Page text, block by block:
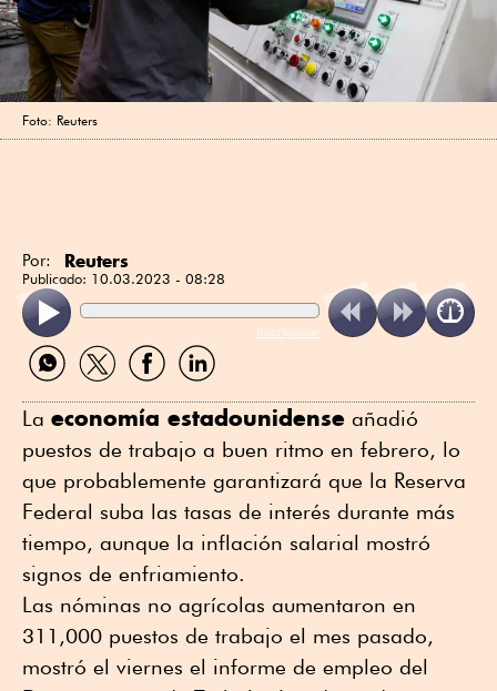
Foto: Reuters
Por: Reuters
Publicado: 10.03.2023 - 08:28
ReadSpeaker
Compartir
por
Compartir
por
Compartir
por
Compartir
por
La economía estadounidense añadió
puestos de trabajo a buen ritmo en febrero, lo
que probablemente garantizará que la Reserva
Federal suba las tasas de interés durante más
tiempo, aunque la inflación salarial mostró
signos de enfriamiento.
Las nóminas no agrícolas aumentaron en
311,000 puestos de trabajo el mes pasado,
mostró el viernes el informe de empleo del